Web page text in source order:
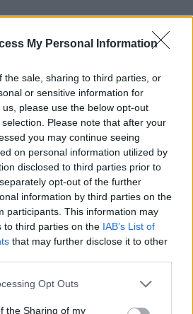
My Personal Information
the sale, sharing to third parties, or
or sensitive information for
please use the below opt-out
Please note that after your
you may continue seeing
on personal information utilized by
disclosed to third parties prior to
opt-out of the further
information by third parties on the
participants. This information may
to third parties on the IAB’s List of
that may further disclose it to other
app uses one or more Google
usage behaviour. You may click to
Opt Outs
the Sharing of my
Pircējipie cenu zīmes
kasa galvu –
matemātika uz brīdi
laikam pārstājusi
darboties